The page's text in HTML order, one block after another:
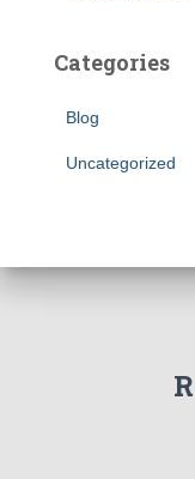
Categories
Blog
Uncategorized